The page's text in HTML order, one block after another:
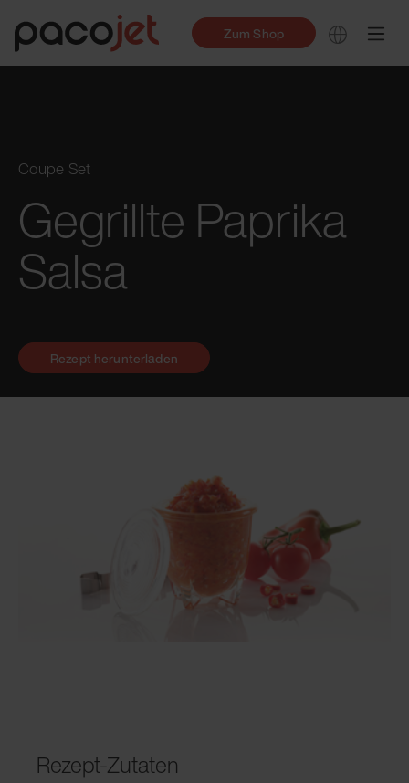
Zum Shop
Coupe Set
Gegrillte Paprika
Salsa
Rezept-Zutaten
Rezept herunterladen